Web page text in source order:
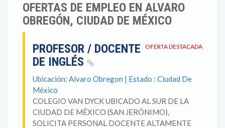
OFERTAS DE EMPLEO EN ALVARO
OBREGÓN, CIUDAD DE MÉXICO
OFERTA DESTACADA
PROFESOR / DOCENTE
DE INGLÉS
Ubicación: Alvaro Obregon | Estado : Ciudad De
México
COLEGIO VAN DYCK UBICADO AL SUR DE LA
CIUDAD DE MÉXICO (SAN JERÓNIMO),
SOLICITA PERSONAL DOCENTE ALTAMENTE